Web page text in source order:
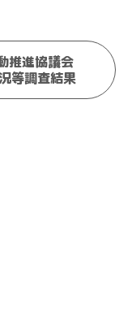
推進協議会
等調査結果